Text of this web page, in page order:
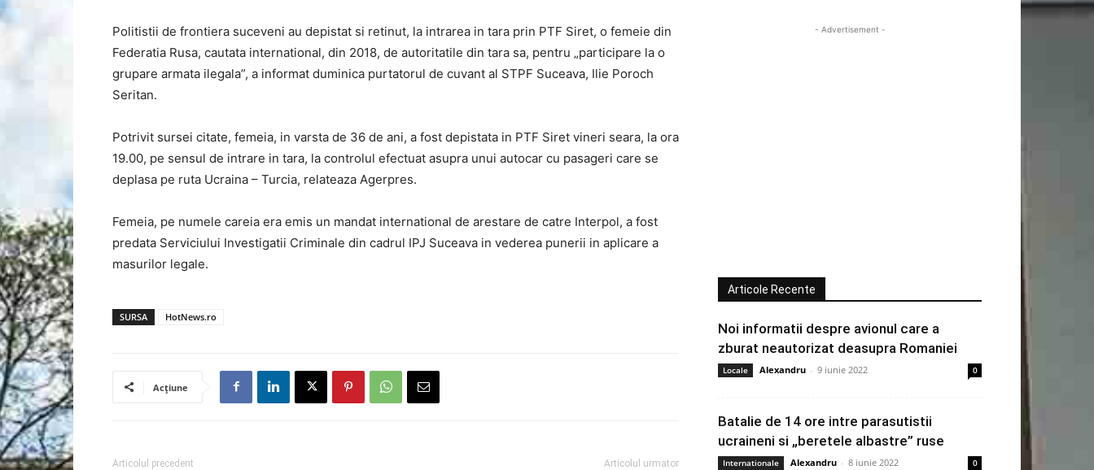
Politistii de frontiera suceveni au depistat si retinut, la intrarea in tara prin PTF Siret, o femeie din
Federatia Rusa, cautata international, din 2018, de autoritatile din tara sa, pentru „participare la o
grupare armata ilegala”, a informat duminica purtatorul de cuvant al STPF Suceava, Ilie Poroch
Seritan.
Potrivit sursei citate, femeia, in varsta de 36 de ani, a fost depistata in PTF Siret vineri seara, la ora
19.00, pe sensul de intrare in tara, la controlul efectuat asupra unui autocar cu pasageri care se
deplasa pe ruta Ucraina – Turcia, relateaza Agerpres.
Femeia, pe numele careia era emis un mandat international de arestare de catre Interpol, a fost
predata Serviciului Investigatii Criminale din cadrul IPJ Suceava in vederea punerii in aplicare a
masurilor legale.
SURSA HotNews.ro
Acțiune
Articolul precedent Articolul urmator
- Advertisement -
Articole Recente
Noi informatii despre avionul care a
zburat neautorizat deasupra Romaniei
Locale Alexandru - 9 iunie 2022 0
Batalie de 14 ore intre parasutistii
ucraineni si „beretele albastre” ruse
Internationale Alexandru - 8 iunie 2022 0